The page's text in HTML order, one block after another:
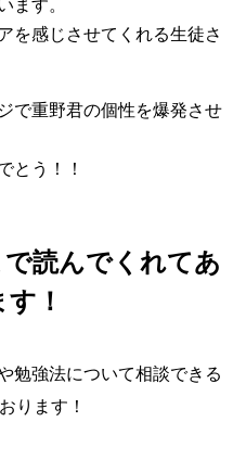
ます。
を感じさせてくれる生徒さ
で重野君の個性を爆発させ
とう！！
読んでくれてあ
！
勉強法について相談できる
ります！